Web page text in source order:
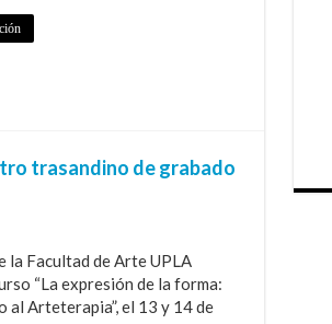
trasandino de grabado
la Facultad de Arte UPLA
“La expresión de la forma:
al Arteterapia”, el 13 y 14 de